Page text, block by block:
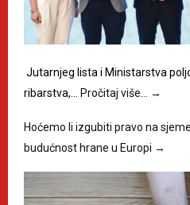
Jutarnjeg lista i Ministarstva
ribarstva,…
Pročitaj više… →
Hoćemo li izgubiti pravo na
budućnost hrane u Europi →